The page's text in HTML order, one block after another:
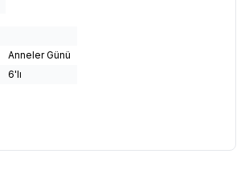
Anneler Günü
6'lı